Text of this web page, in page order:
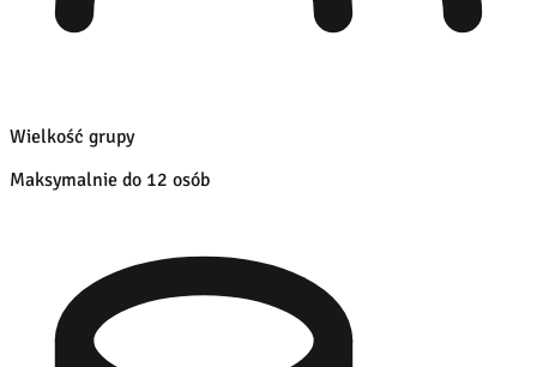
Wielkość grupy
Maksymalnie do 12 osób